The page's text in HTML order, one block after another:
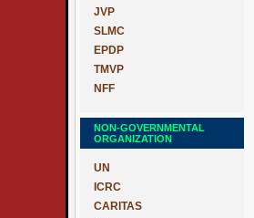
JVP
SLMC
EPDP
TMVP
NFF
NON-GOVERNMENTAL
ORGANIZATION
UN
ICRC
CARITAS